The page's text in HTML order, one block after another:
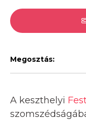
Megosztás:
A keszthelyi